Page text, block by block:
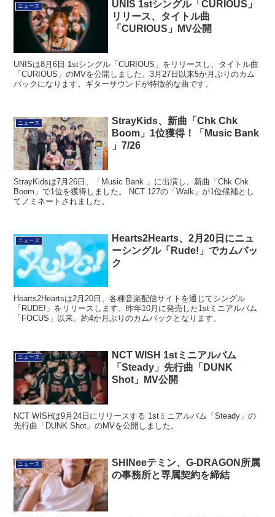
ニュース
UNIS 1stシングル「CURIOUS」
リリース、タイトル曲
「CURIOUS」MV公開
UNISは8月6日 1stシングル「CURIOUS」をリリースし、タイトル曲
「CURIOUS」のMVを公開しました。3月27日以来5か月ぶりのカム
バックになります。ギターサウンドが特徴的な曲です。
ニュース
StrayKids、新曲「Chk Chk
Boom」1位獲得！「Music Bank
」7/26
StrayKidsは7月26日、「Music Bank 」に出演し、新曲「Chk Chk
Boom」で1位を獲得しました。 NCT 127の「Walk」が1位候補とし
てノミネートされました。
ニュース
Hearts2Hearts、2月20日にニュ
ーシングル「Rude!」でカムバッ
ク
Hearts2Heartsは2月20日、各種音楽配信サイトを通じてシングル
「RUDE!」をリリースします。昨年10月に発売した1stミニアルバム
「FOCUS」以来、約4か月ぶりのカムバックとなります。
ニュース
NCT WISH 1stミニアルバム
「Steady」先行曲「DUNK
Shot」MV公開
NCT WISHは9月24日にリリースする 1stミニアルバム「Steady」の
先行曲「DUNK Shot」のMVを公開しました。
ニュース
SHINeeテミン、G-DRAGON所属
の事務所と専属契約を締結